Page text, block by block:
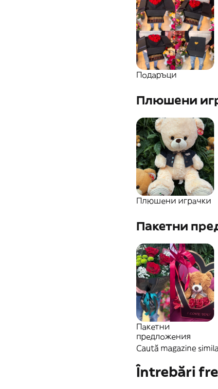
Подаръци
Плюшени
Плюшени играчки
Пакетни
Пакетни
предложения
Caută magazine
Întrebări